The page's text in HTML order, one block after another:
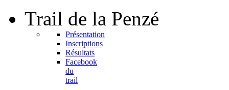
Trail de la Penzé
Présentation
Inscriptions
Résultats
Facebook
du
trail